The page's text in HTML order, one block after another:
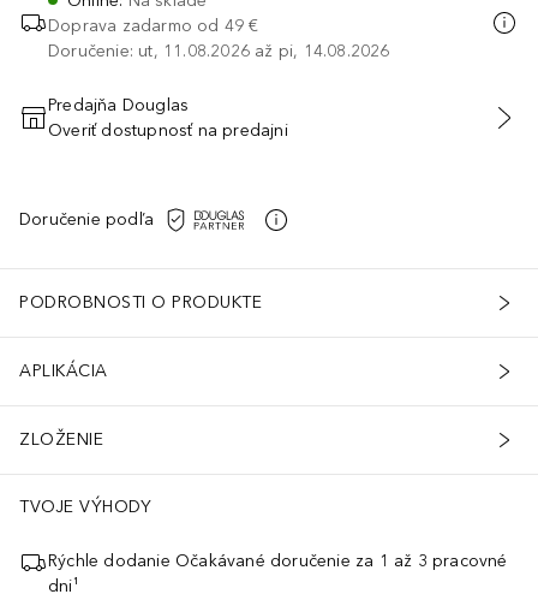
Doprava zadarmo od 49 €
Doručenie: ut, 11.08.2026 až pi, 14.08.2026
PRIDAŤ DO KOŠÍKA
Predajňa Douglas
Overiť dostupnosť na predajni
Doručenie podľa
PODROBNOSTI O PRODUKTE
APLIKÁCIA
ZLOŽENIE
TVOJE VÝHODY
Rýchle dodanie Očakávané doručenie za 1 až 3 pracovné
dni¹